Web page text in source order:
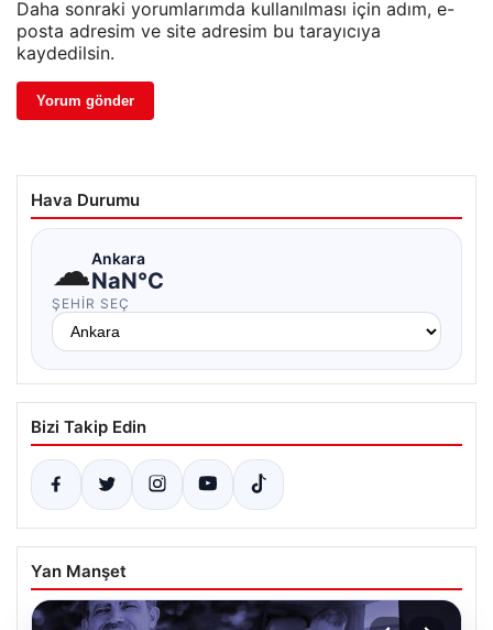
Daha sonraki yorumlarımda kullanılması için adım, e-
posta adresim ve site adresim bu tarayıcıya
kaydedilsin.
Hava Durumu
☁Ankara
NaN°C
ŞEHIR SEÇ
Bizi Takip Edin
Yan Manşet